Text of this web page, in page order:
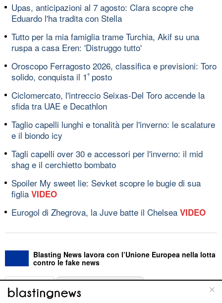
Upas, anticipazioni al 7 agosto: Clara scopre che
Eduardo l'ha tradita con Stella
Tutto per la mia famiglia trame Turchia, Akif su una
ruspa a casa Eren: 'Distruggo tutto'
Oroscopo Ferragosto 2026, classifica e previsioni: Toro
solido, conquista il 1ﾟposto
Ciclomercato, l'intreccio Seixas-Del Toro accende la
sfida tra UAE e Decathlon
Taglio capelli lunghi e tonalità per l'inverno: le scalature
e il biondo icy
Tagli capelli over 30 e accessori per l'inverno: il mid
shag e il cerchietto bombato
Spoiler My sweet lie: Sevket scopre le bugie di sua
figlia VIDEO
Eurogol di Zhegrova, la Juve batte il Chelsea VIDEO
Blasting News lavora con l’Unione Europea nella lotta
contro le fake news
ABOUT